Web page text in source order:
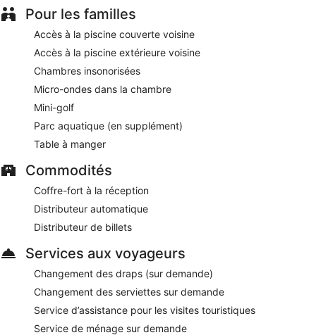
Pour les familles
Accès à la piscine couverte voisine
Accès à la piscine extérieure voisine
Chambres insonorisées
Micro-ondes dans la chambre
Mini-golf
Parc aquatique (en supplément)
Table à manger
Commodités
Coffre-fort à la réception
Distributeur automatique
Distributeur de billets
Services aux voyageurs
Changement des draps (sur demande)
Changement des serviettes sur demande
Service d’assistance pour les visites touristiques
Service de ménage sur demande